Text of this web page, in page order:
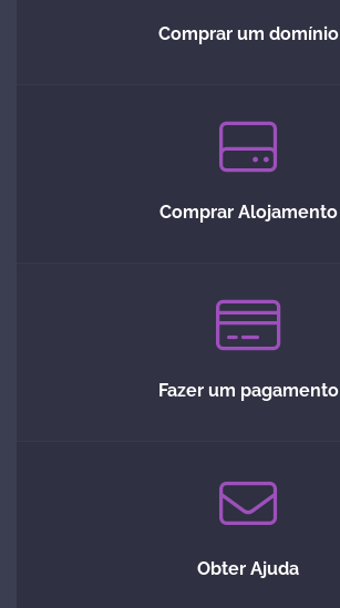
Comprar um domínio
Comprar Alojamento
Fazer um pagamento
Obter Ajuda